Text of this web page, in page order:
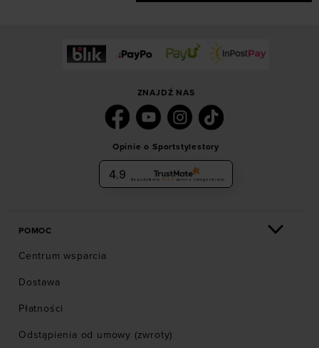
ZNAJDŹ NAS
Opinie o Sportstylestory
4.9 Na podstawie 6036 opinii z całego okresu
POMOC
Centrum wsparcia
Dostawa
Płatności
Odstąpienia od umowy (zwroty)